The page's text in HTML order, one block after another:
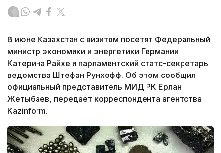
В июне Казахстан с визитом посетят Федеральный
министр экономики и энергетики Германии
Катерина Райхе и парламентский статс-секретарь
ведомства Штефан Рунхофф. Об этом сообщил
официальный представитель МИД РК Ерлан
Жетыбаев, передает корреспондента агентства
Kazinform.